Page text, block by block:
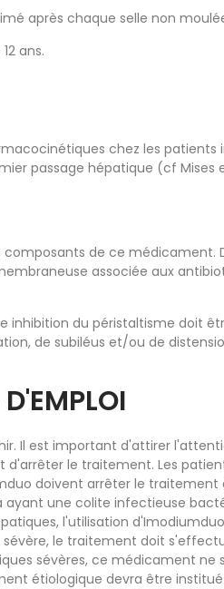
après chaque selle non
ans.
chez les
passage hépatique (cf Mises
de ce
associée aux
du péristaltisme doit
de subiléus et/ou de
Il est important d'attirer
le traitement. Les
doivent arrêter le traitement
une colite infectieuse
l'utilisation
le traitement doit
sévères, ce médicament
étiologique devra être institué